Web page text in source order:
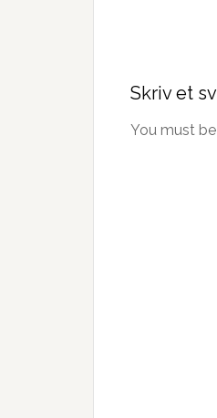
Skriv et
You must